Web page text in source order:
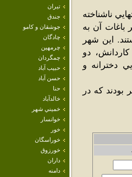
تيران
جندق
جوشقان و كامو
چادگان
چرمهين
چمگردان
حبيب آباد
حسن آباد
حنا
خالدآباد
خميني شهر
خوانسار
خور
خوراسگان
خورزوق
داران
دامنه
ناشناخته
باغات آن به
اين شهر
دو
دخترانه و
که در